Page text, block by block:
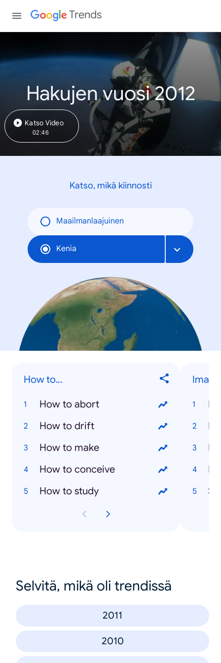
Trends
Hakujen vuosi 2012
Katso Video
02:46
Katso, mikä kiinnosti
Maailmanlaajuinen
Kenia
How to...
How to abort
How to drift
How to make
How to conceive
How to study
Selvitä, mikä oli trendissä
2011
2010